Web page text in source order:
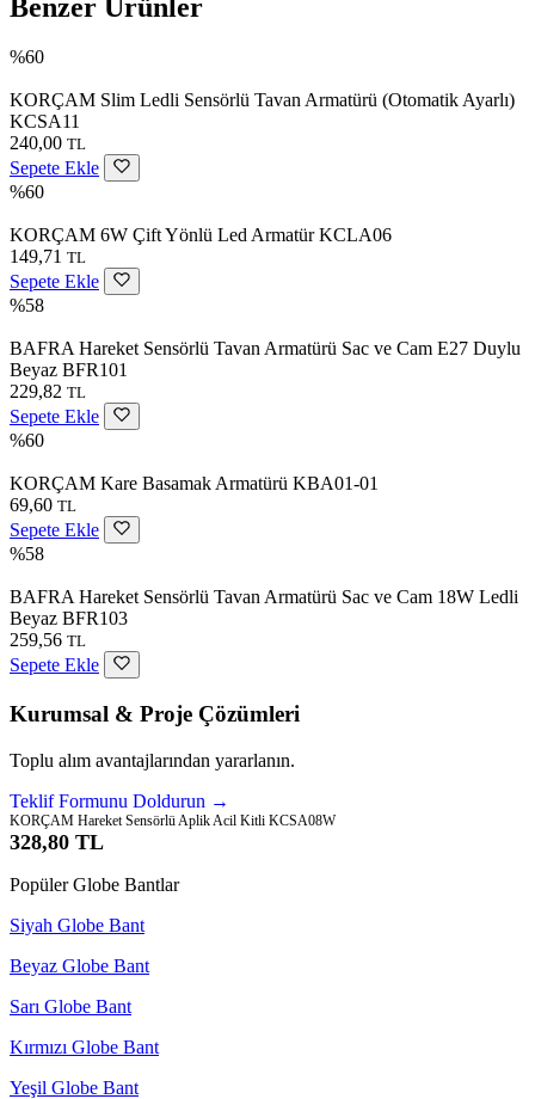
Benzer Ürünler
%60
KORÇAM Slim Ledli Sensörlü Tavan Armatürü (Otomatik Ayarlı)
KCSA11
240,00 TL
Sepete Ekle
%60
KORÇAM 6W Çift Yönlü Led Armatür KCLA06
149,71 TL
Sepete Ekle
%58
BAFRA Hareket Sensörlü Tavan Armatürü Sac ve Cam E27 Duylu
Beyaz BFR101
229,82 TL
Sepete Ekle
%60
KORÇAM Kare Basamak Armatürü KBA01-01
69,60 TL
Sepete Ekle
%58
BAFRA Hareket Sensörlü Tavan Armatürü Sac ve Cam 18W Ledli
Beyaz BFR103
259,56 TL
Sepete Ekle
Kurumsal & Proje Çözümleri
Toplu alım avantajlarından yararlanın.
Teklif Formunu Doldurun →
KORÇAM Hareket Sensörlü Aplik Acil Kitli KCSA08W
328,80 TL
Popüler Globe Bantlar
Siyah Globe Bant
Beyaz Globe Bant
Sarı Globe Bant
Kırmızı Globe Bant
Yeşil Globe Bant